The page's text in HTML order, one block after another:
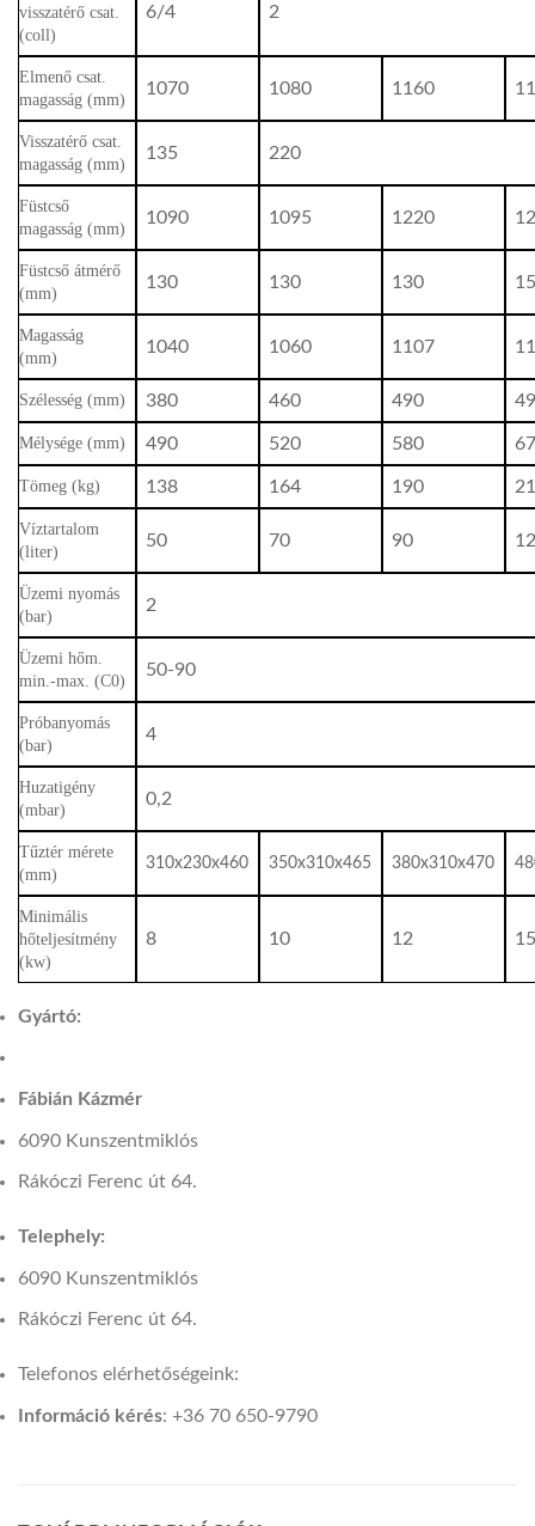
visszatérő csat.
(coll)
6/4 2
Elmenő csat.
magasság (mm)
1070 1080 1160
Visszatérő csat.
magasság (mm)
135 220
Füstcső
magasság (mm)
1090 1095 1220
Füstcső átmérő
(mm)
130 130 130
Magasság
(mm)
1040 1060 1107
Szélesség (mm) 380 460 490
Mélysége (mm) 490 520 580
Tömeg (kg) 138 164 190
Víztartalom
(liter)
50 70 90
Üzemi nyomás
(bar)
2
Üzemi hőm.
min.-max. (C0)
50-90
Próbanyomás
(bar)
4
Huzatigény
(mbar)
0,2
Tűztér mérete
(mm)
310x230x460 350x310x465 380x310x470
Minimális
hőteljesítmény
(kw)
8 10 12
Gyártó:
Fábián Kázmér
6090 Kunszentmiklós
Rákóczi Ferenc út 64.
Telephely:
6090 Kunszentmiklós
Rákóczi Ferenc út 64.
Telefonos elérhetőségeink:
Információ kérés: +36 70 650-9790